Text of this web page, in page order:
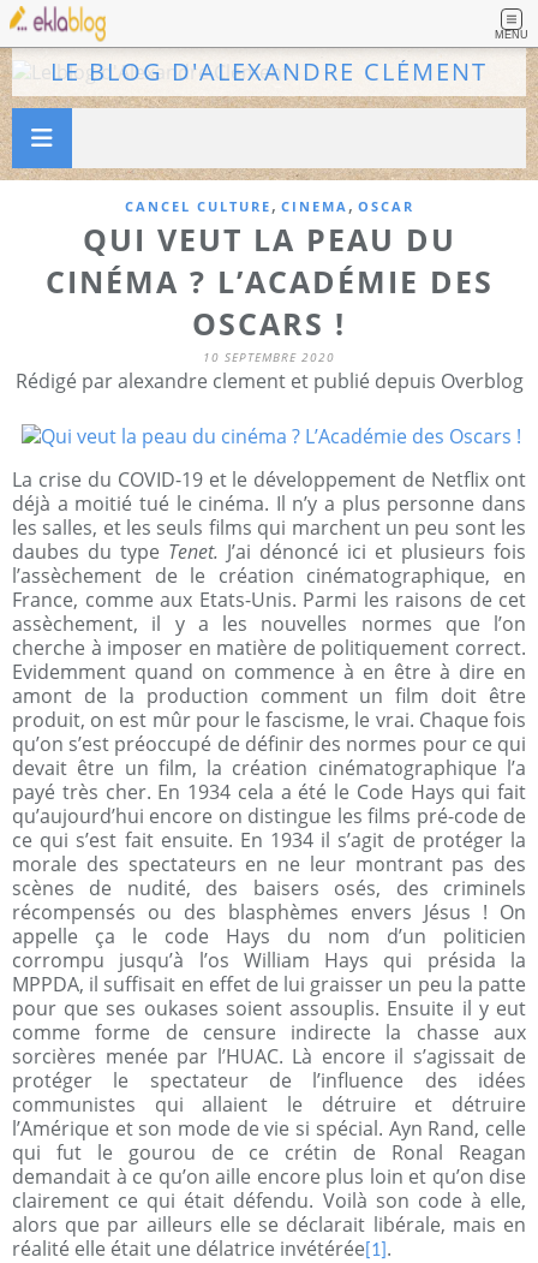
MENU
LE BLOG D'ALEXANDRE CLÉMENT
CANCEL CULTURE , CINEMA , OSCAR
QUI VEUT LA PEAU DU
CINÉMA ? L’ACADÉMIE DES
OSCARS !
10 SEPTEMBRE 2020
Rédigé par alexandre clement et publié depuis Overblog
La crise du COVID-19 et le développement de Netflix ont
déjà a moitié tué le cinéma. Il n’y a plus personne dans
les salles, et les seuls films qui marchent un peu sont les
daubes du type Tenet. J’ai dénoncé ici et plusieurs fois
l’assèchement de le création cinématographique, en
France, comme aux Etats-Unis. Parmi les raisons de cet
assèchement, il y a les nouvelles normes que l’on
cherche à imposer en matière de politiquement correct.
Evidemment quand on commence à en être à dire en
amont de la production comment un film doit être
produit, on est mûr pour le fascisme, le vrai. Chaque fois
qu’on s’est préoccupé de définir des normes pour ce qui
devait être un film, la création cinématographique l’a
payé très cher. En 1934 cela a été le Code Hays qui fait
qu’aujourd’hui encore on distingue les films pré-code de
ce qui s’est fait ensuite. En 1934 il s’agit de protéger la
morale des spectateurs en ne leur montrant pas des
scènes de nudité, des baisers osés, des criminels
récompensés ou des blasphèmes envers Jésus ! On
appelle ça le code Hays du nom d’un politicien
corrompu jusqu’à l’os William Hays qui présida la
MPPDA, il suffisait en effet de lui graisser un peu la patte
pour que ses oukases soient assouplis. Ensuite il y eut
comme forme de censure indirecte la chasse aux
sorcières menée par l’HUAC. Là encore il s’agissait de
protéger le spectateur de l’influence des idées
communistes qui allaient le détruire et détruire
l’Amérique et son mode de vie si spécial. Ayn Rand, celle
qui fut le gourou de ce crétin de Ronal Reagan
demandait à ce qu’on aille encore plus loin et qu’on dise
clairement ce qui était défendu. Voilà son code à elle,
alors que par ailleurs elle se déclarait libérale, mais en
réalité elle était une délatrice invétérée [1] .